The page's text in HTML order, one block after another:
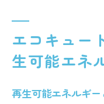
エコキュー
生可能エネ
再生可能エネルギ